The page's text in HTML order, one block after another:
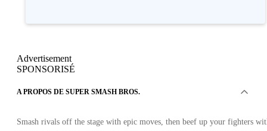
Advertisement
SPONSORISÉ
A PROPOS DE SUPER SMASH BROS.
Smash rivals off the stage with epic moves, then beef up your fighters